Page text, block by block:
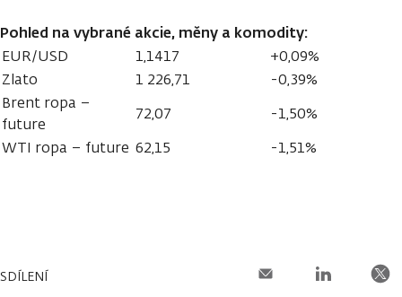
Pohled na vybrané akcie, měny a komodity:
EUR/USD 1,1417
+0,09%
Zlato
1 226,71
-0,39%
Brent ropa –
future
72,07
-1,50%
WTI ropa – future 62,15 -1,51%
SDÍLENÍ